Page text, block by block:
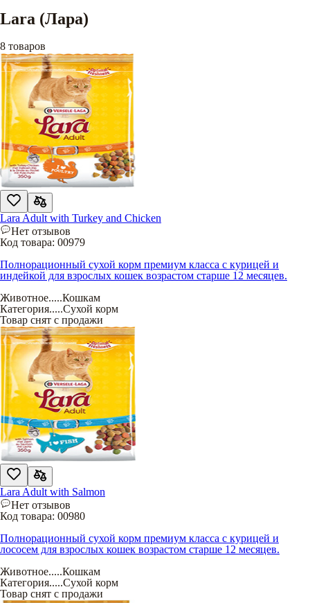
Lara (Лара)
8 товаров
Lara Adult with Turkey and Chicken
Нет отзывов
Код товара: 00979
Полнорационный сухой корм премиум класса с курицей и
индейкой для взрослых кошек возрастом старше 12 месяцев.
Животное.....Кошкам
Категория.....Сухой корм
Товар снят с продажи
Lara Adult with Salmon
Нет отзывов
Код товара: 00980
Полнорационный сухой корм премиум класса с курицей и
лососем для взрослых кошек возрастом старше 12 месяцев.
Животное.....Кошкам
Категория.....Сухой корм
Товар снят с продажи